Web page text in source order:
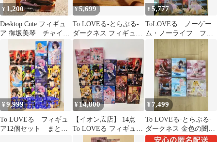
¥ 1,200
Desktop Cute フィギュ
ア 御坂美琴 チャイナ
¥5,699
To LOVEる-とらぶる-
ダークネス フィギュア
3点セット
¥5,777
ToLOVEる ノーゲー
ム・ノーライフ フィ
ギュア ５点セット
¥9,999
To LOVEる フィギュ
ア12個セット まとめ
¥ 14,800
【イオン広店】 14点
To LOVEる フィギュア
まとめ売り Desktop
¥ 7,499
To LOVEる-とらぶる-
ダークネス 金色の闇・
ララ・モモ・ナナ・美